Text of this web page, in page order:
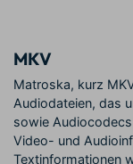
MKV
Matroska, kurz
Audiodateien, das
sowie
Video- und
Textinformationen